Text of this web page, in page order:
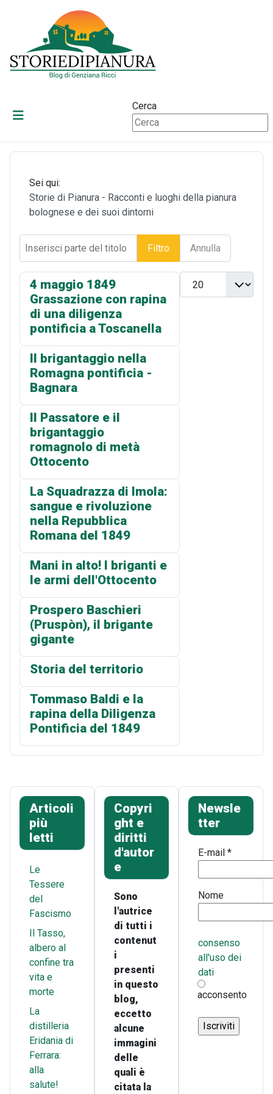
Cerca
Sei qui:
Storie di Pianura - Racconti e luoghi della pianura
bolognese e dei suoi dintorni
Filtro Annulla
Visualizza n.
4 maggio 1849
Grassazione con rapina
di una diligenza
pontificia a Toscanella
Il brigantaggio nella
Romagna pontificia -
Bagnara
Il Passatore e il
brigantaggio
romagnolo di metà
Ottocento
La Squadrazza di Imola:
sangue e rivoluzione
nella Repubblica
Romana del 1849
Mani in alto! I briganti e
le armi dell'Ottocento
Prospero Baschieri
(Pruspòn), il brigante
gigante
Storia del territorio
Tommaso Baldi e la
rapina della Diligenza
Pontificia del 1849
Articoli
più
letti
Le
Tessere
del
Fascismo
Il Tasso,
albero al
confine tra
vita e
morte
La
distilleria
Eridania di
Ferrara:
alla
salute!
Copyri
ght e
diritti
d'autor
e
Sono
l'autrice
di tutti i
contenut
i
presenti
in questo
blog,
eccetto
alcune
immagini
delle
quali è
citata la
Newsle
tter
E-mail*
Nome
consenso
all'uso dei
dati
acconsento